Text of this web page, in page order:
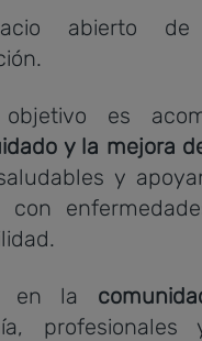
abierto de
objetivo es
y la mejora
y
con
en la
profesionales